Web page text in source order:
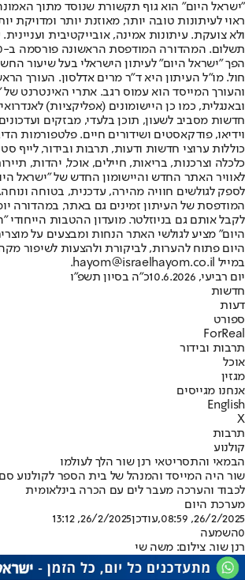
"ישראל היום" הוא גוף תקשורת שנוסד מתוך
ראוי לעיתונות טובה יותר, מאוזנת יותר ומדויקת
ולא צועקת. עיתונות אמינה, אובייקטיבית
הפך "ישראל היום" לעיתון הישראלי בעל שיעור
חול. מו"ל העיתון היא ד"ר מרים אדלסון. העורך
והעורך המייסד הוא עמוס רגב. אתרי האינטרנט
חדשות מסביב לשעון, תוכן בלעדי, מבזקים
וידיאו, פודקאסטים ושידורים חיים. פלטפורמות
כוללות ערוצי חדשות ודעות, תרבות ובידור, לייף
לאוויר האתר החדש והיישומון החדש של "ישראל
לספק לגולשים חוויה מהירה, עדכנית, בטוחה
המודפסת של העיתון זמינים גם באתר, במהדורה
לקבל אותם גם בניוזלטר. מועדון ההטבות הייחודי
היום" מציע לגולשי האתר הנחות ומבצעים על
היום פתוח להערות, לביקורת ולהצעות לשיפור
במייל hayom@israelhayom.co.il.
יום רביעי, 10.6.2026
כ"ה בסיון תשפ"ו
חדשות
דעות
ספורט
ForReal
תרבות ובידור
אוכל
מגזין
אנחנו מגייסים
English
X
תרבות
קולנוע
הבמאי והתסריטאי רנן שור הלך לעולמו
שור היה המייסד והמנהל של בית הספר לקולנוע
לכבוד והערכה מעבר לים עם הכרה בינלאומית
מערכת היום
26/2/2025, 08:59
,עודכן26/2/2025, 13:12
0השמעה
רנן שור. צילום: משה שי